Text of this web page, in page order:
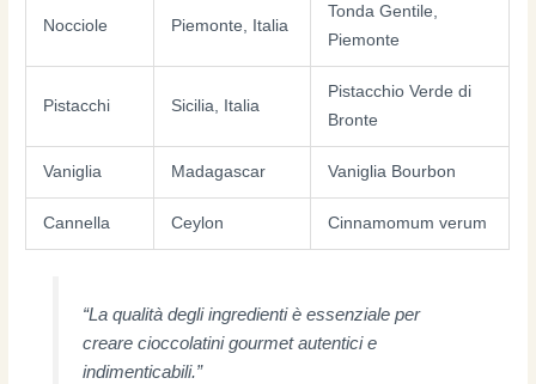
Nocciole Piemonte, Italia
Tonda Gentile,
Piemonte
Pistacchi Sicilia, Italia
Pistacchio Verde di
Bronte
Vaniglia Madagascar Vaniglia Bourbon
Cannella Ceylon Cinnamomum verum
“La qualità degli ingredienti è essenziale per
creare cioccolatini gourmet autentici e
indimenticabili.”